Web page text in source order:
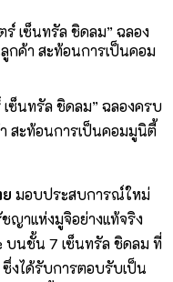
ซ็นทรัล ชิดลม” ฉลองครบ
สะท้อนการเป็นคอมมูนิตี้
มอบประสบการณ์ใหม่
ญาแห่งมูจิอย่างแท้จริง
บนชั้น 7 เซ็นทรัล ชิดลม ที่
งได้รับการตอบรับเป็น